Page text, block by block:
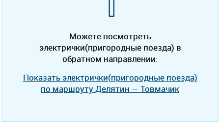
Можете посмотреть
электрички(пригородные поезда) в
обратном направлении:
Показать электрички(пригородные поезда)
по маршруту Делятин — Товмачик